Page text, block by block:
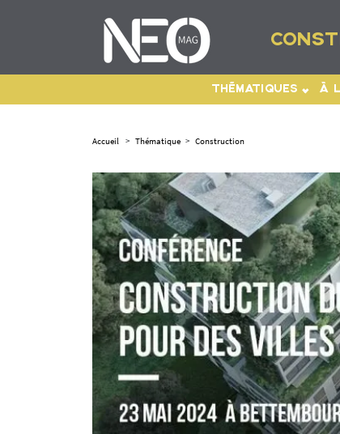
THÉMATIQUES À
Accueil > Thématique > Construction